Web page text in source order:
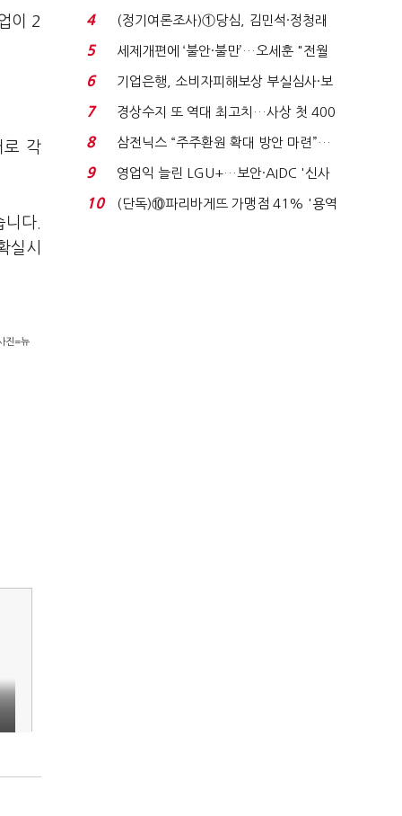
이 2
로 각
다.
실시
진=뉴
생법 위반 반복...
4
(정기여론조사)①당심, 김민석·정청래
'초접전'…대통령 ...
5
세제개편에 ‘불안·불만’…오세훈 "전월
세 구하기 더 ...
6
기업은행, 소비자피해보상 부실심사·보
이스피싱 공시 ...
7
경상수지 또 역대 최고치…사상 첫 400
억달러에 '3% 성...
8
삼전닉스 “주주환원 확대 방안 마련”…
로이터에 성명...
9
영업익 늘린 LGU+…보안·AIDC '신사
업 드라이브'...
10
(단독)⑩파리바게뜨 가맹점 41% '용역